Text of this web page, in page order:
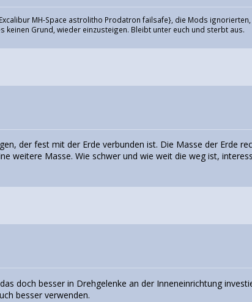
MH-Space astrolitho Prodatron failsafe}, die Mods
Grund, wieder einzusteigen. Bleibt unter euch und sterbt aus.
der fest mit der Erde verbunden ist. Die Masse der Erde
weitere Masse. Wie schwer und wie weit die weg ist,
doch besser in Drehgelenke an der Inneneinrichtung
besser verwenden.